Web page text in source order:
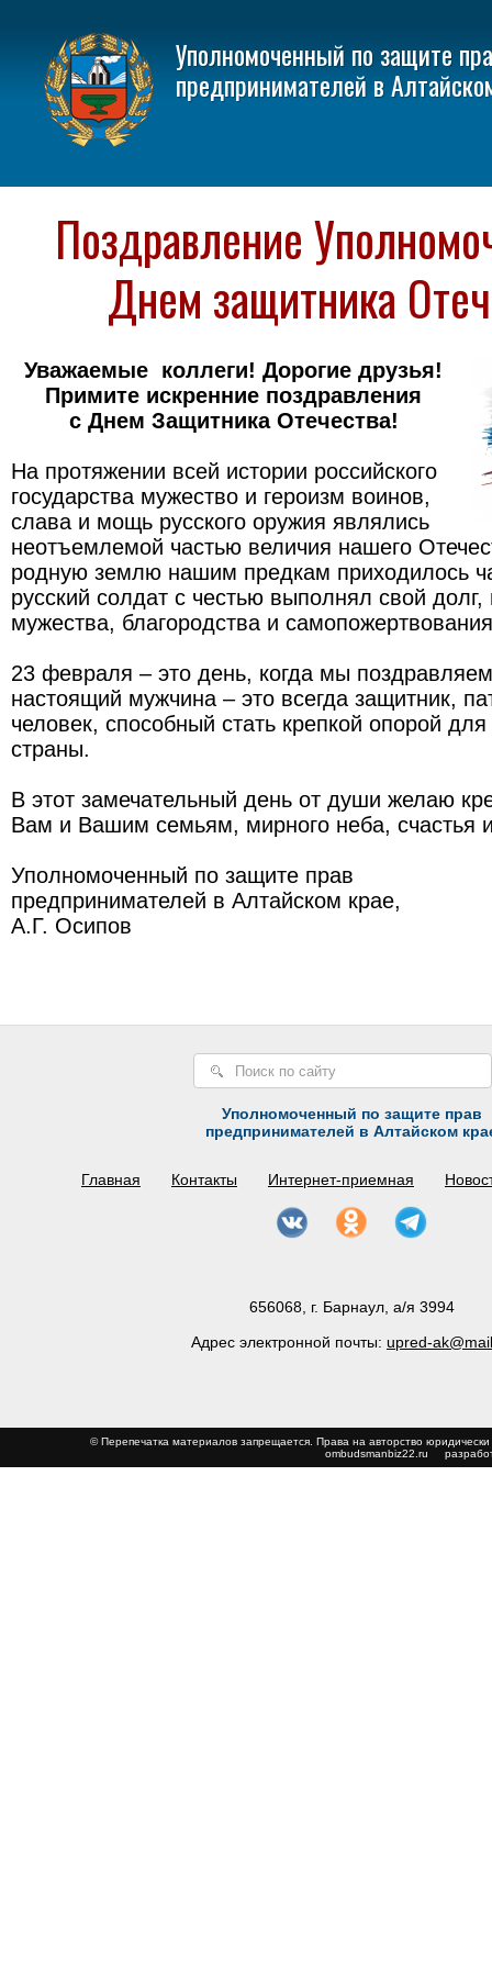
Уполномоченный по защите
предпринимателей в
Поздравление
Днем защитника
Уважаемые коллеги! Дорогие друзья!
Примите искренние поздравления
с Днем Защитника Отечества!
На протяжении всей истории российского
государства мужество и героизм воинов,
слава и мощь русского оружия являлись
неотъемлемой частью величия нашего
родную землю нашим предкам приходилось
русский солдат с честью выполнял свой
мужества, благородства и
23 февраля – это день, когда мы
настоящий мужчина – это всегда защитник,
человек, способный стать крепкой опорой
страны.
В этот замечательный день от души желаю
Вам и Вашим семьям, мирного неба, счастья
Уполномоченный по защите прав
предпринимателей в Алтайском крае,
А.Г. Осипов
Уполномоченный по защите прав
предпринимателей в Алтайском
Главная Контакты Интернет-приемная
656068, г. Барнаул, а/я 3994
Адрес электронной почты: upred-
© Перепечатка материалов запрещается. Права на авторство
ombudsmanbiz22.ru